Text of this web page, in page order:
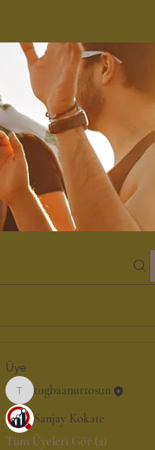
Üye
tugbaanurtosun
tugbaanurtosun
Sanjay Kokate
Tüm Üyeleri Gör (2)